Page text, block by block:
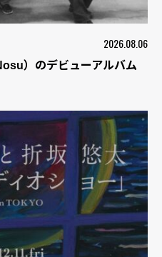
2026.08.06
）のデビューアルバム